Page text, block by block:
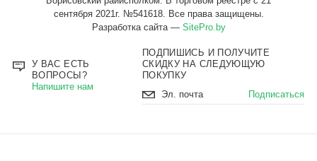
Разработка сайта — SitePro.by